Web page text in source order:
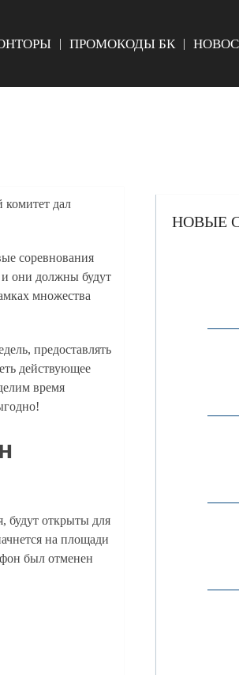
ПРОМОКОДЫ БК
комитет дал
соревнования
и они должны будут
множества
предоставлять
действующее
время
будут открыты для
на площади
был отменен
НОВЫЕ